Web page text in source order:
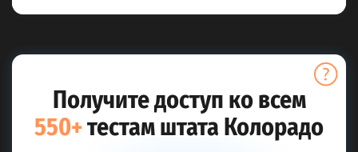
Получите доступ ко всем
550+тестам штата Колорадо